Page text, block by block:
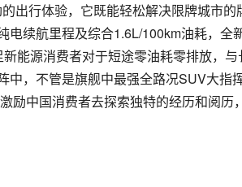
出行体验，它既能轻松解决限牌城市的
电续航里程及综合1.6L/100km油耗，全
能源消费者对于短途零油耗零排放，与
中，不管是旗舰中最强全路况SUV大指
励中国消费者去探索独特的经历和阅历